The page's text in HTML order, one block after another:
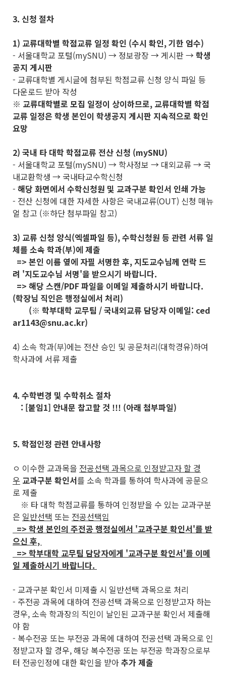
3. 신청 절차
1) 교류대학별 학점교류 일정 확인 (수시 확인, 기한 엄수)
- 서울대학교 포털(mySNU) → 정보광장 → 게시판 →학생
공지 게시판
- 교류대학별 게시글에 첨부된 학점교류 신청 양식 파일 등
다운로드 받아 작성
※ 교류대학별로 모집 일정이 상이하므로, 교류대학별 학점
교류 일정은 학생 본인이 학생공지 게시판 지속적으로 확인
요망
2) 국내 타 대학 학점교류 전산 신청 (mySNU)
- 서울대학교 포털(mySNU) → 학사정보 → 대외교류 → 국
내교환학생 → 국내타교수학신청
- 해당 화면에서 수학신청원 및 교과구분 확인서 인쇄 가능
- 전산 신청에 대한 자세한 사항은 국내교류(OUT) 신청 매뉴
얼 참고 (※하단 첨부파일 참고)
3) 교류 신청 양식(엑셀파일 등), 수학신청원 등 관련 서류 일
체를 소속 학과(부)에 제출
=> 본인 이름 옆에 자필 서명한 후, 지도교수님께 연락 드
려 '지도교수님 서명'을 받으시기 바랍니다.
=> 해당 스캔/PDF 파일을 이메일 제출하시기 바랍니다.
(학장님 직인은 행정실에서 처리)
(※ 학부대학 교무팀 / 국내외교류 담당자 이메일: ced
ar1143@snu.ac.kr)
4) 소속 학과(부)에는 전산 승인 및 공문처리(대학경유)하여
학사과에 서류 제출
4. 수학변경 및 수학취소 절차
: [붙임1] 안내문 참고할 것 !!! (아래 첨부파일)
5. 학점인정 관련 안내사항
ㅇ 이수한 교과목을 전공선택 과목으로 인정받고자 할 경
우 교과구분 확인서를 소속 학과를 통하여 학사과에 공문으
로 제출
※ 타 대학 학점교류를 통하여 인정받을 수 있는 교과구분
은 일반선택 또는 전공선택임
=> 학생 본인의 주전공 행정실에서 '교과구분 확인서'를 받
으신 후,
=> 학부대학 교무팀 담당자에게 '교과구분 확인서'를 이메
일 제출하시기 바랍니다.
- 교과구분 확인서 미제출 시 일반선택 과목으로 처리
- 주전공 과목에 대하여 전공선택 과목으로 인정받고자 하는
경우, 소속 학과장의 직인이 날인된 교과구분 확인서 제출해
야 함
- 복수전공 또는 부전공 과목에 대하여 전공선택 과목으로 인
정받고자 할 경우, 해당 복수전공 또는 부전공 학과장으로부
터 전공인정에 대한 확인을 받아추가 제출